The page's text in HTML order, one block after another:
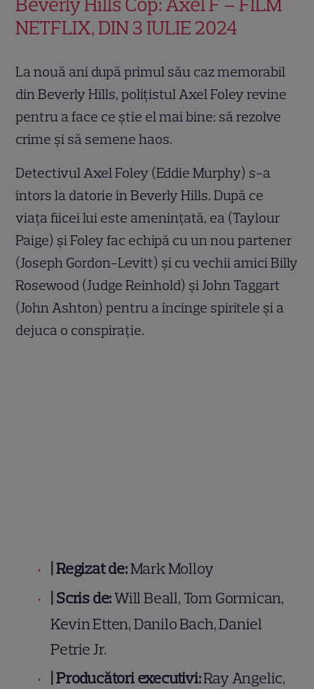
NETFLIX, DIN 3 IULIE 2024
La nouă ani după primul său caz memorabil
din Beverly Hills, polițistul Axel Foley revine
pentru a face ce știe el mai bine: să rezolve
crime și să semene haos.
Detectivul Axel Foley (Eddie Murphy) s-a
întors la datorie în Beverly Hills. După ce
viața fiicei lui este amenințată, ea (Taylour
Paige) și Foley fac echipă cu un nou partener
(Joseph Gordon-Levitt) și cu vechii amici Billy
Rosewood (Judge Reinhold) și John Taggart
(John Ashton) pentru a încinge spiritele și a
dejuca o conspirație.
Regizat de:Mark Molloy
Scris de:Will Beall, Tom Gormican,
Kevin Etten, Danilo Bach, Daniel
Petrie Jr.
|Producători executivi:Ray Angelic,